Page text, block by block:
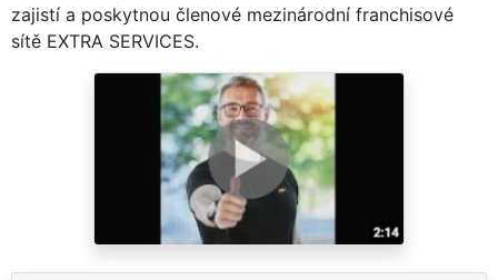
zajistí a poskytnou členové mezinárodní franchisové
sítě EXTRA SERVICES.